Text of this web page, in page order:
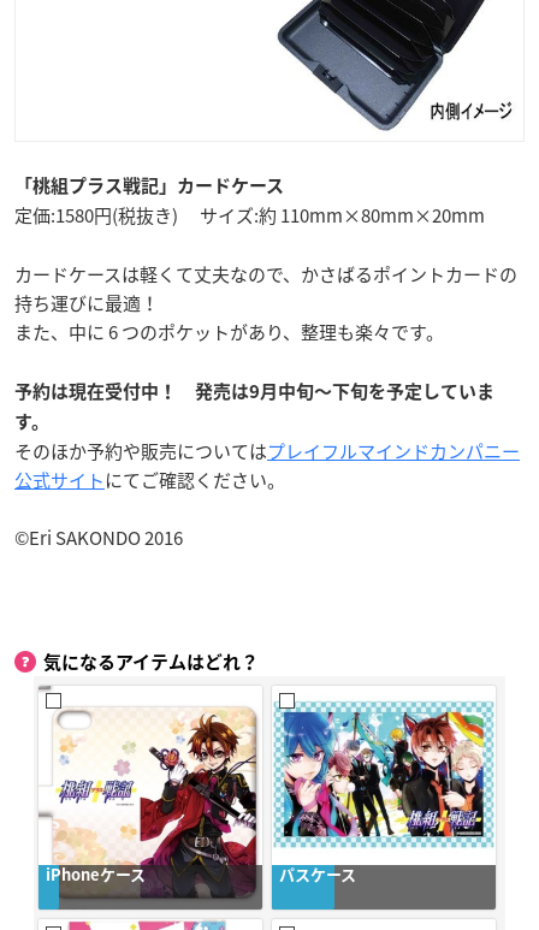
「桃組プラス戦記」カードケース
定価:1580円(税抜き) サイズ:約 110mm×80mm×20mm
カードケースは軽くて丈夫なので、かさばるポイントカードの
持ち運びに最適！
また、中に 6 つのポケットがあり、整理も楽々です。
予約は現在受付中！ 発売は9月中旬〜下旬を予定していま
す。
そのほか予約や販売についてはプレイフルマインドカンパニー
公式サイトにてご確認ください。
©Eri SAKONDO 2016
気になるアイテムはどれ？
iPhoneケース パスケース